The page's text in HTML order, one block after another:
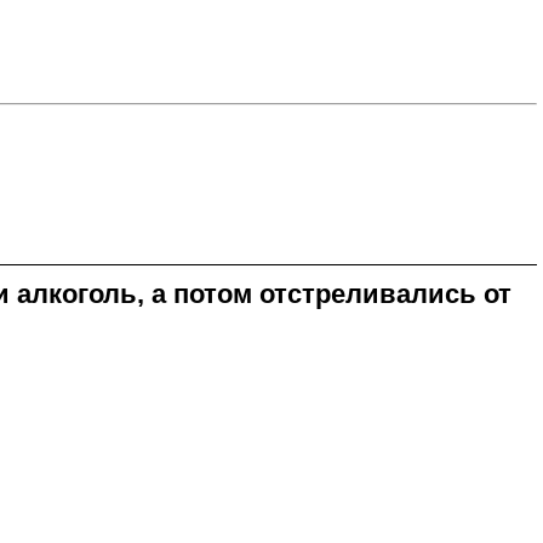
а потом отстреливались от